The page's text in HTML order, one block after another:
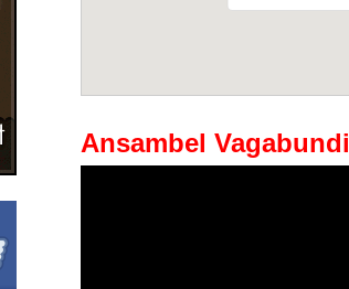
Ansambel Vagabundi